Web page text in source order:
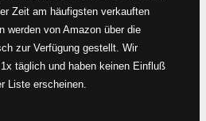
Zeit am häufigsten verkauften
werden von Amazon über die
zur Verfügung gestellt. Wir
täglich und haben keinen Einfluß
Liste erscheinen.